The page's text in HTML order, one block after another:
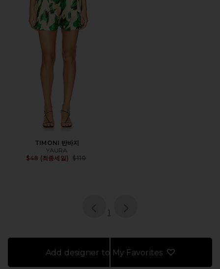
TIMONI 반바지
YAURA
$48 (최종세일)
Previous price:
$110
page
1
Add designer to My Favorites